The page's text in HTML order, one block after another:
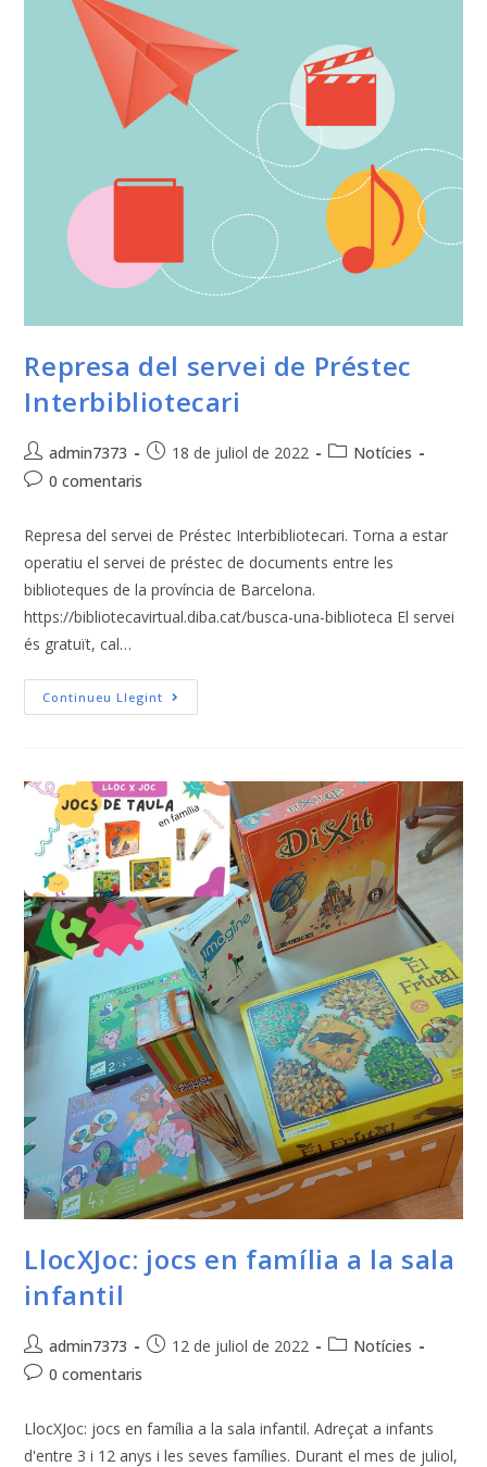
Represa del servei de Préstec
Interbibliotecari
admin7373 18 de juliol de 2022
Notícies
0 comentaris
Represa del servei de Préstec Interbibliotecari. Torna a estar
operatiu el servei de préstec de documents entre les
biblioteques de la província de Barcelona.
https://bibliotecavirtual.diba.cat/busca-una-biblioteca El servei
és gratuït, cal…
Continueu Llegint
LlocXJoc: jocs en família a la sala
infantil
admin7373 12 de juliol de 2022
Notícies
0 comentaris
LlocXJoc: jocs en família a la sala infantil. Adreçat a infants
d'entre 3 i 12 anys i les seves famílies. Durant el mes de juliol,